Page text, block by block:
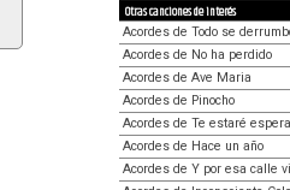
Otras canciones de interés
Acordes de Todo se
Acordes de No ha perdido
Acordes de Ave Maria
Acordes de Pinocho
Acordes de Te estaré
Acordes de Hace un año
Acordes de Y por esa calle